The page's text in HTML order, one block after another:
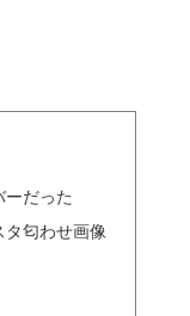
だった
匂わせ画像